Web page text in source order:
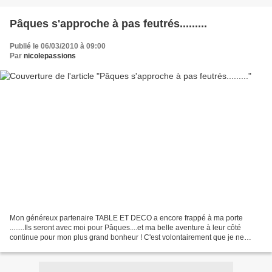
Pâques s'approche à pas feutrés.........
Publié le 06/03/2010 à 09:00
Par nicolepassions
Mon généreux partenaire TABLE ET DECO a encore frappé à ma porte
........Ils seront avec moi pour Pâques....et ma belle aventure à leur côté
continue pour mon plus grand bonheur ! C'est volontairement que je ne